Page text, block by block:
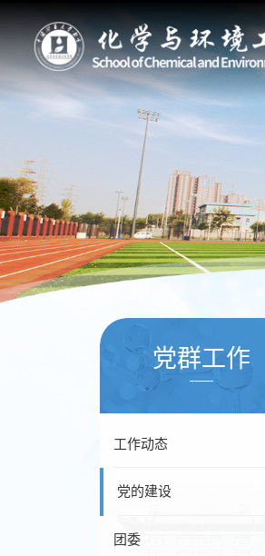
党群工作
工作动态
党的建设
团委